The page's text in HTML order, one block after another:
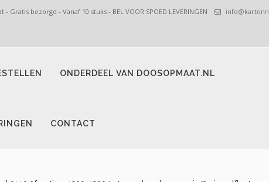
- Gratis bezorgd - Vanaf 10 stuks - BEL VOOR SPOED LEVERINGEN
ONDERDEEL VAN DOOSOPMAAT.NL
CONTACT